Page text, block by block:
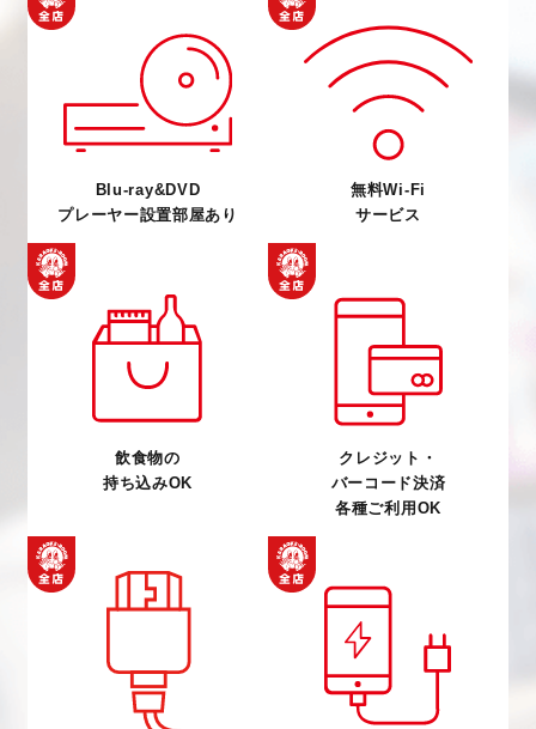
Blu-ray&DVD
プレーヤー設置部屋あり
無料Wi-Fi
サービス
飲食物の
持ち込みOK
クレジット・
バーコード決済
各種ご利用OK